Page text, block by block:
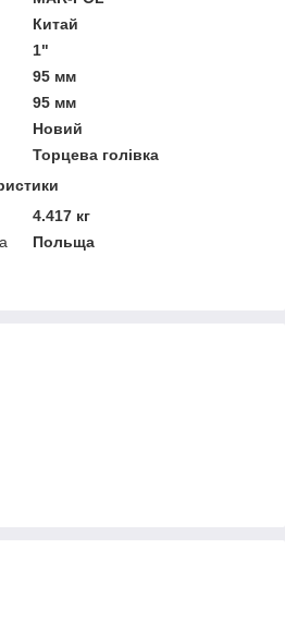
Китай
1"
95 мм
95 мм
Новий
Торцева голівка
4.417 кг
Польща